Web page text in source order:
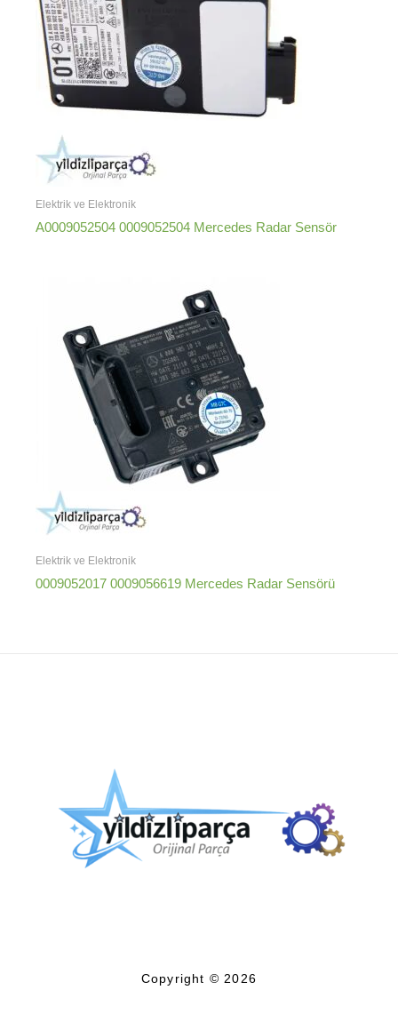
Elektrik ve Elektronik
A0009052504 0009052504 Mercedes Radar Sensör
Elektrik ve Elektronik
0009052017 0009056619 Mercedes Radar Sensörü
Copyright © 2026